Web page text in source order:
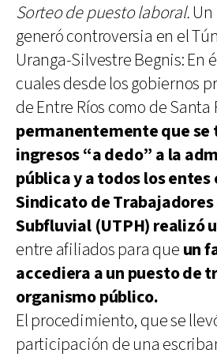
Sorteo de puesto laboral.
generó controversia en el
Uranga-Silvestre Begnis: En
cuales desde los gobiernos
de Entre Ríos como de Santa
permanentemente que se
ingresos “a dedo” a la
pública y a todos los
Sindicato de
Subfluvial (UTPH) realizó
entre afiliados para que un
accediera a un puesto de
organismo público.
El procedimiento, que se
participación de una